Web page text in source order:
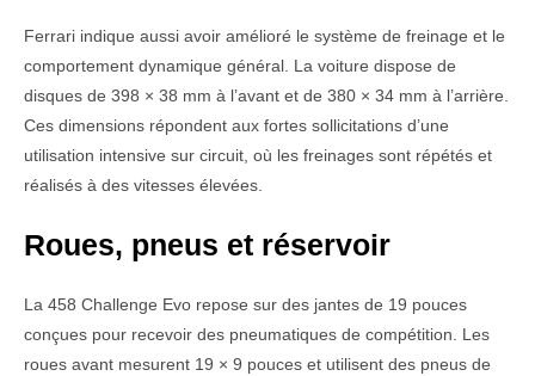
Ferrari indique aussi avoir amélioré le système de freinage et le
comportement dynamique général. La voiture dispose de
disques de 398 × 38 mm à l’avant et de 380 × 34 mm à l’arrière.
Ces dimensions répondent aux fortes sollicitations d’une
utilisation intensive sur circuit, où les freinages sont répétés et
réalisés à des vitesses élevées.
Roues, pneus et réservoir
La 458 Challenge Evo repose sur des jantes de 19 pouces
conçues pour recevoir des pneumatiques de compétition. Les
roues avant mesurent 19 × 9 pouces et utilisent des pneus de